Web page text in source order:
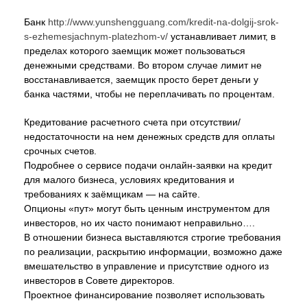
Банк http://www.yunshengguang.com/kredit-na-dolgij-srok-
s-ezhemesjachnym-platezhom-v/ устанавливает лимит, в
пределах которого заемщик может пользоваться
денежными средствами. Во втором случае лимит не
восстанавливается, заемщик просто берет деньги у
банка частями, чтобы не переплачивать по процентам.
Кредитование расчетного счета при отсутствии/
недостаточности на нем денежных средств для оплаты
срочных счетов.
Подробнее о сервисе подачи онлайн-заявки на кредит
для малого бизнеса, условиях кредитования и
требованиях к заёмщикам — на сайте.
Опционы «пут» могут быть ценным инструментом для
инвесторов, но их часто понимают неправильно….
В отношении бизнеса выставляются строгие требования
по реализации, раскрытию информации, возможно даже
вмешательство в управление и присутствие одного из
инвесторов в Совете директоров.
Проектное финансирование позволяет использовать